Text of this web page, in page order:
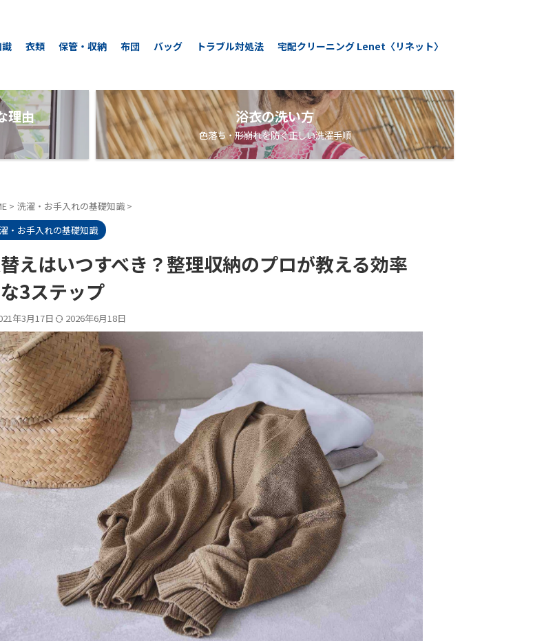
衣類 保管・収納 布団 バッグ トラブル対処法 宅配クリーニング Lenet〈リネット〉
理由 浴衣の洗い方
色落ち・形崩れを防ぐ正しい洗濯手順
> 洗濯・お手入れの基礎知識 >
・お手入れの基礎知識
えはいつすべき？整理収納のプロが教える効率
3ステップ
年3月17日 2026年6月18日